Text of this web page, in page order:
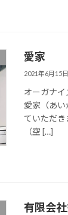
愛家
2021年6月15日
オーガナ
愛家（あ
ていただ
（空 […]
有限会